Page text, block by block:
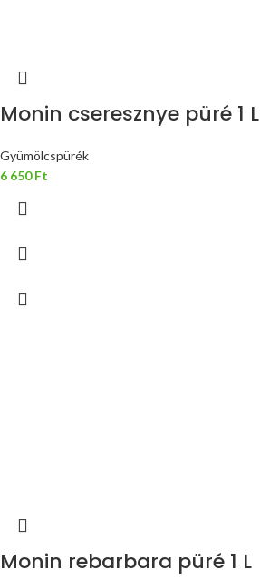
Monin cseresznye püré 1 L
Gyümölcspürék
6 650Ft
Monin rebarbara püré 1 L